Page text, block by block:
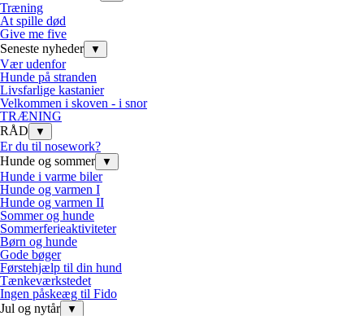
Træning
At spille død
Give me five
Seneste nyheder
▼
Vær udenfor
Hunde på stranden
Livsfarlige kastanier
Velkommen i skoven - i snor
TRÆNING
RÅD
▼
Er du til nosework?
Hunde og sommer
▼
Hunde i varme biler
Hunde og varmen I
Hunde og varmen II
Sommer og hunde
Sommerferieaktiviteter
Børn og hunde
Gode bøger
Førstehjælp til din hund
Tænkeværkstedet
Ingen påskeæg til Fido
Jul og nytår
▼